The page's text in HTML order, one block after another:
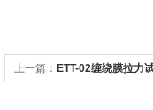
上一篇： ETT-02缠绕膜拉力